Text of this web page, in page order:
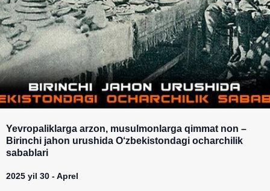
Yevropaliklarga arzon, musulmonlarga qimmat non –
Birinchi jahon urushida O‘zbekistondagi ocharchilik
sabablari
2025 yil 30 - Aprel